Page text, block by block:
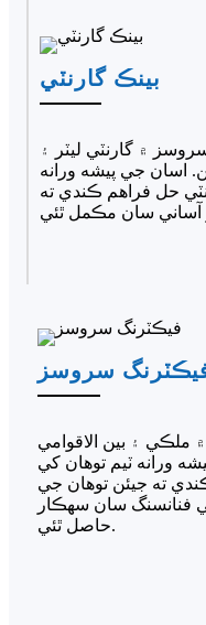
بينڪ گارنٽي
۾ گارنٽي ليٽر ۽
اسان جي پيشه ورانه
حل فراهم ڪندي ته
سروسز
۽ بين الاقوامي
ورانه ٽيم توهان کي
ته جيئن توهان جي
فنانسنگ سان سهڪار
حاصل ٿئي.